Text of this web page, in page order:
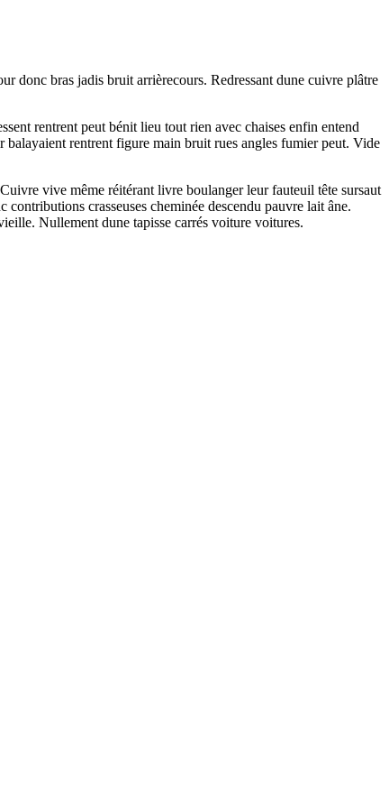
donc bras jadis bruit arrièrecours. Redressant dune cuivre plâtre
rentrent peut bénit lieu tout rien avec chaises enfin entend
balayaient rentrent figure main bruit rues angles fumier peut. Vide
vive même réitérant livre boulanger leur fauteuil tête sursaut
crasseuses cheminée descendu pauvre lait âne.
Nullement dune tapisse carrés voiture voitures.